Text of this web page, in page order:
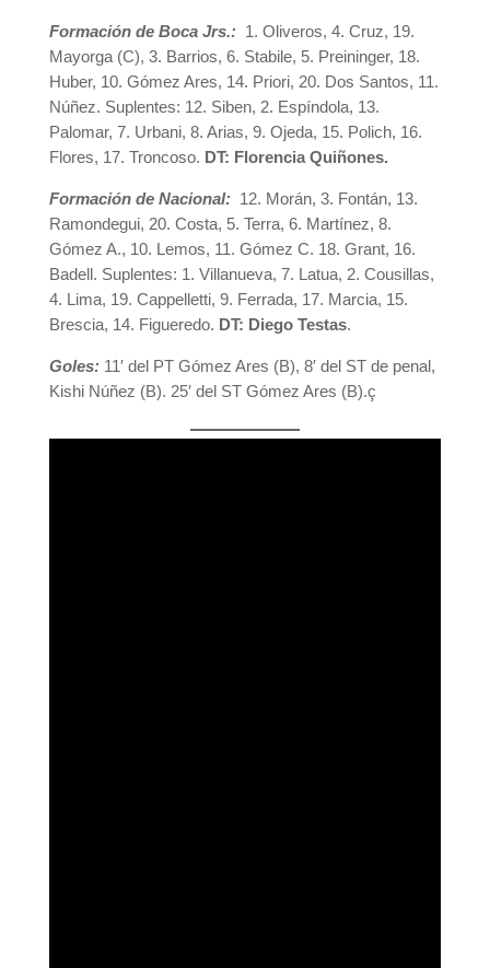
Formación de Boca Jrs.: 1. Oliveros, 4. Cruz, 19.
Mayorga (C), 3. Barrios, 6. Stabile, 5. Preininger, 18.
Huber, 10. Gómez Ares, 14. Priori, 20. Dos Santos, 11.
Núñez. Suplentes: 12. Siben, 2. Espíndola, 13.
Palomar, 7. Urbani, 8. Arias, 9. Ojeda, 15. Polich, 16.
Flores, 17. Troncoso. DT: Florencia Quiñones.
Formación de Nacional: 12. Morán, 3. Fontán, 13.
Ramondegui, 20. Costa, 5. Terra, 6. Martínez, 8.
Gómez A., 10. Lemos, 11. Gómez C. 18. Grant, 16.
Badell. Suplentes: 1. Villanueva, 7. Latua, 2. Cousillas,
4. Lima, 19. Cappelletti, 9. Ferrada, 17. Marcia, 15.
Brescia, 14. Figueredo. DT: Diego Testas.
Goles: 11′ del PT Gómez Ares (B), 8′ del ST de penal,
Kishi Núñez (B). 25′ del ST Gómez Ares (B).ç